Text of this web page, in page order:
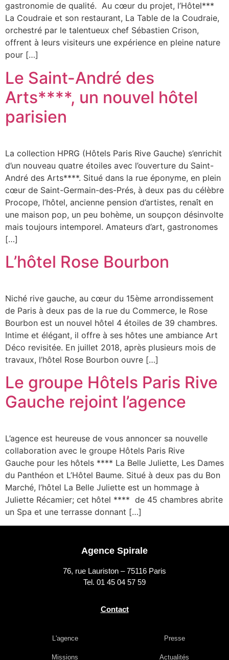
gastronomie de qualité. Au cœur du projet, l’Hôtel***
La Coudraie et son restaurant, La Table de la Coudraie,
orchestré par le talentueux chef Sébastien Crison,
offrent à leurs visiteurs une expérience en pleine nature
pour […]
Le Saint-André des
Arts****, un nouvel hôtel
parisien
La collection HPRG (Hôtels Paris Rive Gauche) s’enrichit
d’un nouveau quatre étoiles avec l’ouverture du Saint-
André des Arts****. Situé dans la rue éponyme, en plein
cœur de Saint-Germain-des-Prés, à deux pas du célèbre
Procope, l’hôtel, ancienne pension d’artistes, renaît en
une maison pop, un peu bohème, un soupçon désinvolte
mais toujours intemporel. Amateurs d’art, gastronomes
[…]
L’hôtel Rose Bourbon
Niché rive gauche, au cœur du 15ème arrondissement
de Paris à deux pas de la rue du Commerce, le Rose
Bourbon est un nouvel hôtel 4 étoiles de 39 chambres.
Intime et élégant, il offre à ses hôtes une ambiance Art
Déco revisitée. En juillet 2018, après plusieurs mois de
travaux, l’hôtel Rose Bourbon ouvre […]
Le groupe Hôtels Paris Rive
Gauche rejoint l’agence
L’agence est heureuse de vous annoncer sa nouvelle
collaboration avec le groupe Hôtels Paris Rive
Gauche pour les hôtels **** La Belle Juliette, Les Dames
du Panthéon et L’Hôtel Baume. Situé à deux pas du Bon
Marché, l’hôtel La Belle Juliette est un hommage à
Juliette Récamier; cet hôtel **** de 45 chambres abrite
un Spa et une terrasse donnant […]
Agence Spirale
76, rue Lauriston – 75116 Paris
Tel. 01 45 04 57 59
Contact
L'agence
Missions
Presse
Actualités